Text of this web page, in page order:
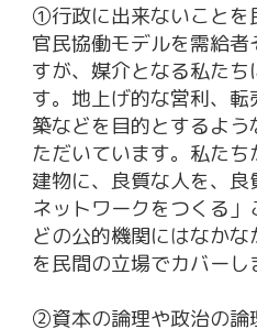
①行政に出来ないことを
官民協働モデルを需給
すが、媒介となる私た
す。地上げ的な営利、
築などを目的とするよ
ただいています。私た
建物に、良質な人を、良
ネットワークをつくる
どの公的機関にはなか
を民間の立場でカバーし
②資本の論理や政治の論